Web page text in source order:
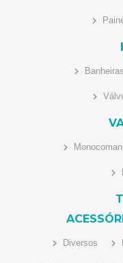
Banheiras
Diversos